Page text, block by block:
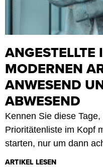
ANGESTELLTE
MODERNEN
ANWESEND
ABWESEND
Kennen Sie diese
Prioritätenliste im Kopf
starten, nur um dann
ARTIKEL LESEN